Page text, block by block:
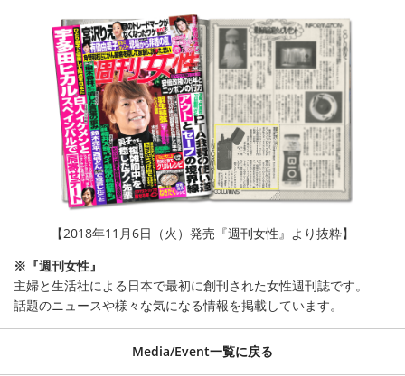
【2018年11月6日（火）発売『週刊女性』より抜粋】
※『週刊女性』
主婦と生活社による日本で最初に創刊された女性週刊誌です。
話題のニュースや様々な気になる情報を掲載しています。
Media/Event一覧に戻る